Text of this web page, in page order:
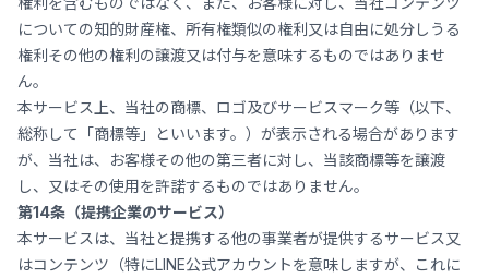
についての知的財産権、所有権類似の権利又は自由に処分しうる
権利その他の権利の譲渡又は付与を意味するものではありませ
ん。
本サービス上、当社の商標、ロゴ及びサービスマーク等（以下、
総称して「商標等」といいます。）が表示される場合があります
が、当社は、お客様その他の第三者に対し、当該商標等を譲渡
し、又はその使用を許諾するものではありません。
第14条（提携企業のサービス）
本サービスは、当社と提携する他の事業者が提供するサービス又
はコンテンツ（特にLINE公式アカウントを意味しますが、これに